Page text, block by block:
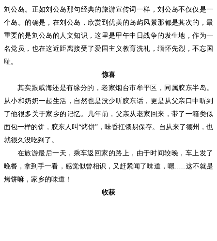
刘公岛。正如刘公岛那句经典的旅游宣传词一样，刘公岛不仅仅是一
个岛。的确是，在刘公岛，欣赏到优美的岛屿风景那都是其次的，最
重要的是刘公岛的人文知识，这里是甲午中日战争的发生地，作为一
名党员，也在这近距离接受了爱国主义教育洗礼，缅怀先烈，不忘国
耻。
惊喜
其实跟威海还是有缘分的，老家烟台市牟平区，同属胶东半岛。
从小和奶奶一起生活，自然也是没少听胶东话，更是从父亲口中听到
了他很多关于家乡的记忆。几年前，父亲从老家回来，带了一箱类似
面包一样的饼，胶东人叫 “烤饼”，味香扛饿易保存。自从来了德州，也
就很久没吃到了。
在旅游最后一天，乘车返回家的路上，由于时间较晚，车上发了
晚餐，拿到手一看，感觉似曾相识，又赶紧闻了味道，嗯......这不就是
烤饼嘛，家乡的味道！
收获